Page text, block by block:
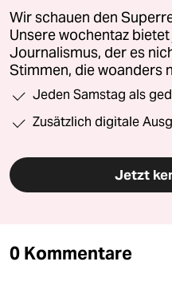
Wir schauen den
Unsere wochentaz
Journalismus, der es
Stimmen, die woanders
Jeden Samstag als
Zusätzlich digitale
Jetzt
0 Kommentare